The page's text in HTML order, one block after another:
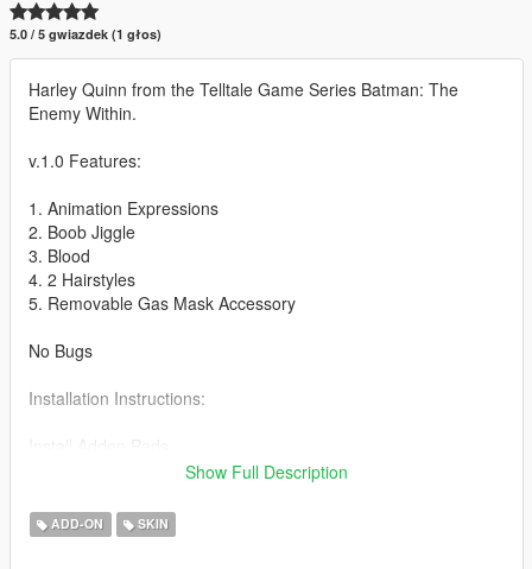
5.0 / 5 gwiazdek (1 głos)
Harley Quinn from the Telltale Game Series Batman: The
Enemy Within.
v.1.0 Features:
1. Animation Expressions
2. Boob Jiggle
3. Blood
4. 2 Hairstyles
5. Removable Gas Mask Accessory
No Bugs
Installation Instructions:
1. Unzip File
Show Full Description
ADD-ON SKIN